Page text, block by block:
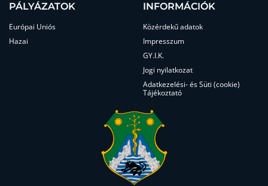
PÁLYÁZATOK
Európai Uniós
Hazai
INFORMÁCIÓK
Közérdekű adatok
Impresszum
GY.I.K.
Jogi nyilatkozat
Adatkezelési- és Süti (cookie)
Tájékoztató